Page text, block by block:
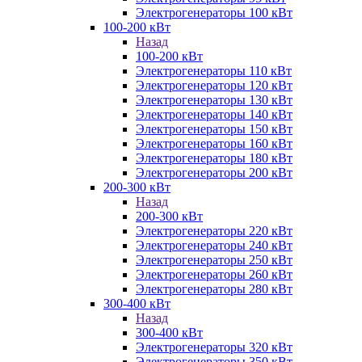
Электрогенераторы 100 кВт
100-200 кВт
Назад
100-200 кВт
Электрогенераторы 110 кВт
Электрогенераторы 120 кВт
Электрогенераторы 130 кВт
Электрогенераторы 140 кВт
Электрогенераторы 150 кВт
Электрогенераторы 160 кВт
Электрогенераторы 180 кВт
Электрогенераторы 200 кВт
200-300 кВт
Назад
200-300 кВт
Электрогенераторы 220 кВт
Электрогенераторы 240 кВт
Электрогенераторы 250 кВт
Электрогенераторы 260 кВт
Электрогенераторы 280 кВт
300-400 кВт
Назад
300-400 кВт
Электрогенераторы 320 кВт